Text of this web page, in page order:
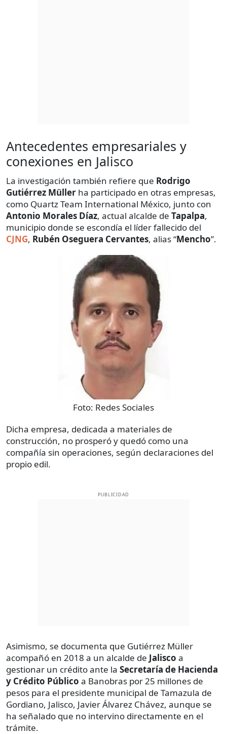
Antecedentes empresariales y
conexiones en Jalisco
La investigación también refiere que Rodrigo
Gutiérrez Müller ha participado en otras empresas,
como Quartz Team International México, junto con
Antonio Morales Díaz, actual alcalde de Tapalpa,
municipio donde se escondía el líder fallecido del
CJNG, Rubén Oseguera Cervantes, alias “Mencho”.
Foto: Redes Sociales
Dicha empresa, dedicada a materiales de
construcción, no prosperó y quedó como una
compañía sin operaciones, según declaraciones del
propio edil.
PUBLICIDAD
Asimismo, se documenta que Gutiérrez Müller
acompañó en 2018 a un alcalde de Jalisco a
gestionar un crédito ante la Secretaría de Hacienda
y Crédito Público a Banobras por 25 millones de
pesos para el presidente municipal de Tamazula de
Gordiano, Jalisco, Javier Álvarez Chávez, aunque se
ha señalado que no intervino directamente en el
trámite.